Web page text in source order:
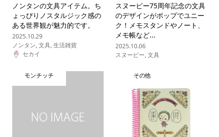
ノンタンの文具アイテム。ち
ょっぴりノスタルジック感の
ある世界観が魅力的です。
2025.10.29
ノンタン,文具,生活雑貨
セカイ
スヌーピー75周年記念の文具
のデザインがポップでユニー
ク！メモスタンドやノート、
メモ帳など...
2025.10.06
スヌーピー,文具
モンチッチ その他